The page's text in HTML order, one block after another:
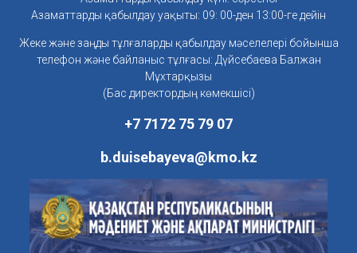
Азаматтарды қабылдау уақыты: 09: 00-ден 13:00-ге дейін
Жеке және заңды тұлғаларды қабылдау мәселелері бойынша
телефон және байланыс тұлғасы: Дүйсебаева Балжан
Мұхтарқызы
(Бас директордың көмекшісі)
+7 7172 75 79 07
b.duisebayeva@kmo.kz